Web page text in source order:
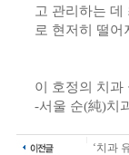
고 관리하는
로 현저히 떨
이 호정의 치과
-서울 순(純)치
‘치과